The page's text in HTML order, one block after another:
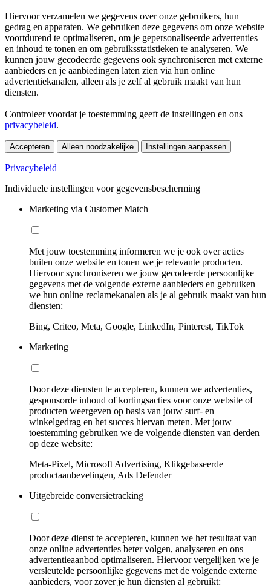
Hiervoor verzamelen we gegevens over onze gebruikers, hun
gedrag en apparaten. We gebruiken deze gegevens om onze website
voortdurend te optimaliseren, om je gepersonaliseerde advertenties
en inhoud te tonen en om gebruiksstatistieken te analyseren. We
kunnen jouw gecodeerde gegevens ook synchroniseren met externe
aanbieders en je aanbiedingen laten zien via hun online
advertentiekanalen, alleen als je zelf al gebruik maakt van hun
diensten.
Controleer voordat je toestemming geeft de instellingen en ons
privacybeleid.
Accepteren Alleen noodzakelijke Instellingen aanpassen
Privacybeleid
Individuele instellingen voor gegevensbescherming
Marketing via Customer Match
Met jouw toestemming informeren we je ook over acties
buiten onze website en tonen we je relevante producten.
Hiervoor synchroniseren we jouw gecodeerde persoonlijke
gegevens met de volgende externe aanbieders en gebruiken
we hun online reclamekanalen als je al gebruik maakt van hun
diensten:
Bing, Criteo, Meta, Google, LinkedIn, Pinterest, TikTok
Marketing
Door deze diensten te accepteren, kunnen we advertenties,
gesponsorde inhoud of kortingsacties voor onze website of
producten weergeven op basis van jouw surf- en
winkelgedrag en het succes hiervan meten. Met jouw
toestemming gebruiken we de volgende diensten van derden
op deze website:
Meta-Pixel, Microsoft Advertising, Klikgebaseerde
productaanbevelingen, Ads Defender
Uitgebreide conversietracking
Door deze dienst te accepteren, kunnen we het resultaat van
onze online advertenties beter volgen, analyseren en ons
advertentieaanbod optimaliseren. Hiervoor vergelijken we je
versleutelde persoonlijke gegevens met de volgende externe
aanbieders, voor zover je hun diensten al gebruikt: